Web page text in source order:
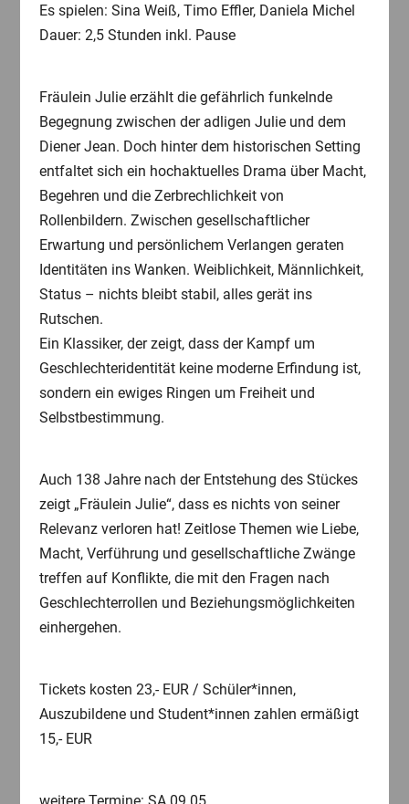
Es spielen: Sina Weiß, Timo Effler, Daniela Michel
Dauer: 2,5 Stunden inkl. Pause
Fräulein Julie erzählt die gefährlich funkelnde
Begegnung zwischen der adligen Julie und dem
Diener Jean. Doch hinter dem historischen Setting
entfaltet sich ein hochaktuelles Drama über Macht,
Begehren und die Zerbrechlichkeit von
Rollenbildern. Zwischen gesellschaftlicher
Erwartung und persönlichem Verlangen geraten
Identitäten ins Wanken. Weiblichkeit, Männlichkeit,
Status – nichts bleibt stabil, alles gerät ins
Rutschen.
Ein Klassiker, der zeigt, dass der Kampf um
Geschlechteridentität keine moderne Erfindung ist,
sondern ein ewiges Ringen um Freiheit und
Selbstbestimmung.
Auch 138 Jahre nach der Entstehung des Stückes
zeigt „Fräulein Julie“, dass es nichts von seiner
Relevanz verloren hat! Zeitlose Themen wie Liebe,
Macht, Verführung und gesellschaftliche Zwänge
treffen auf Konflikte, die mit den Fragen nach
Geschlechterrollen und Beziehungsmöglichkeiten
einhergehen.
Tickets kosten 23,- EUR / Schüler*innen,
Auszubildene und Student*innen zahlen ermäßigt
15,- EUR